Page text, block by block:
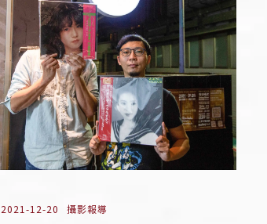
2021-12-20 攝影報導